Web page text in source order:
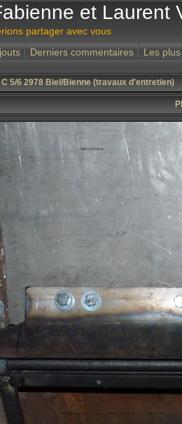
et Laurent
partager avec vous
Derniers commentaires Les
5/6 2978 Biel/Bienne (travaux d'entretien)